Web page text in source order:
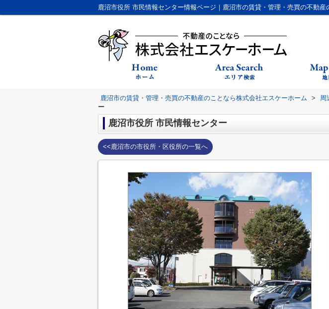
鹿沼市の賃貸・管理・売買の不動産のことなら株式会社エスケーホーム > 周
ー
鹿沼市役所 市民情報センター
<<鹿沼市の市役所・区役所の一覧へ